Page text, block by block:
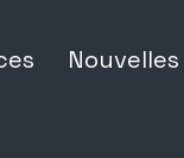
Nouvelles